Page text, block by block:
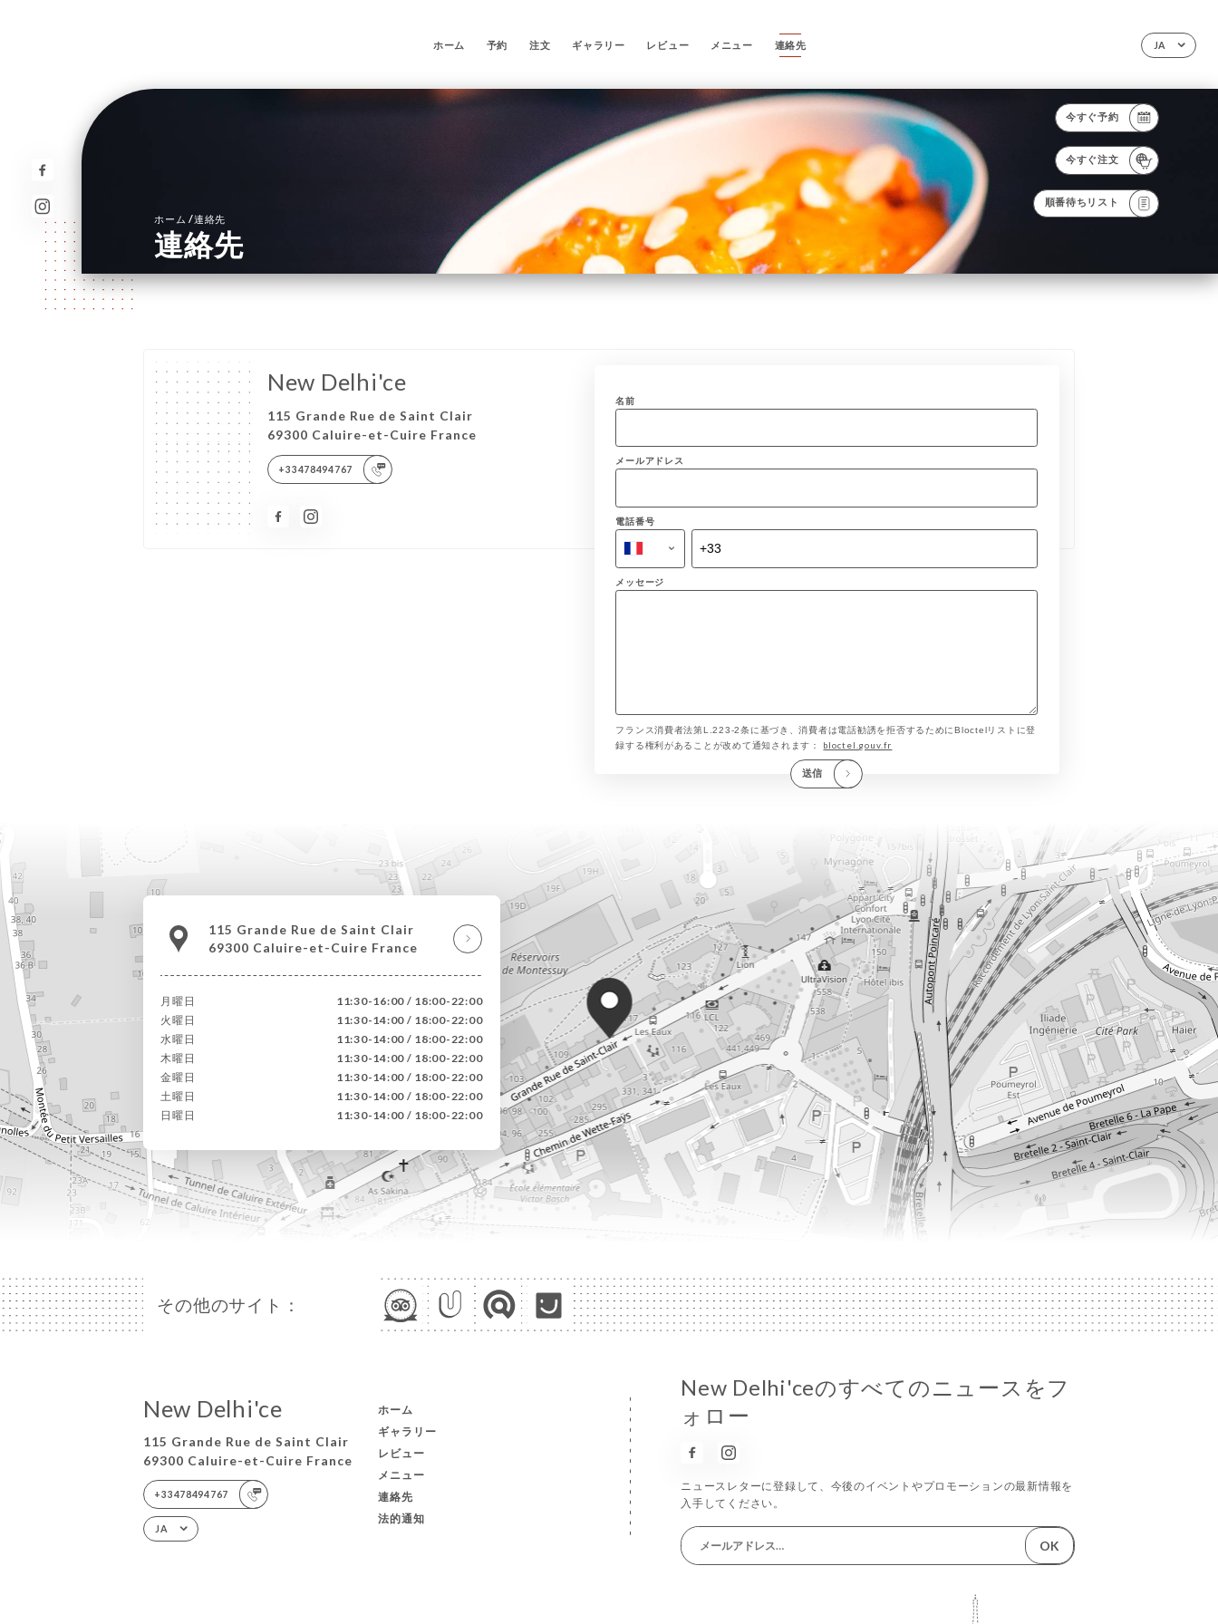
JA
ホーム 予約 注文 ギャラリー レビュー メニュー 連絡先
今すぐ予約
今すぐ注文
順番待ちリスト
ホーム/連絡先
連絡先
New Delhi'ce
115 Grande Rue de Saint Clair
69300 Caluire-et-Cuire France
+33478494767
名前
メールアドレス
電話番号
メッセージ
フランス消費者法第L.223-2条に基づき、消費者は電話勧誘を拒否するためにBloctelリストに登
録する権利があることが改めて通知されます： bloctel.gouv.fr
送信
115 Grande Rue de Saint Clair
69300 Caluire-et-Cuire France
月曜日
11:30-16:00 / 18:00-22:00
火曜日
11:30-14:00 / 18:00-22:00
水曜日
11:30-14:00 / 18:00-22:00
木曜日
11:30-14:00 / 18:00-22:00
金曜日
11:30-14:00 / 18:00-22:00
土曜日
11:30-14:00 / 18:00-22:00
日曜日
11:30-14:00 / 18:00-22:00
その他のサイト：
New Delhi'ce
115 Grande Rue de Saint Clair
69300 Caluire-et-Cuire France
+33478494767
JA
ホーム
ギャラリー
レビュー
メニュー
連絡先
法的通知
New Delhi'ceのすべてのニュースをフ
ォロー
ニュースレターに登録して、今後のイベントやプロモーションの最新情報を
入手してください。
OK